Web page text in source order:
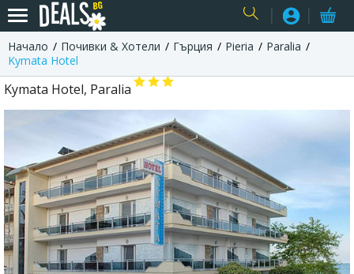
USER
Начало Почивки & Хотели Гърция Pieria
Paralia
Kymata Hotel
Kymata Hotel, Paralia